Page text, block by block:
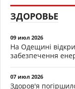
ЗДОРОВЬЕ
09 июл 2026
На Одещині
забезпечення
07 июл 2026
Здоров'я